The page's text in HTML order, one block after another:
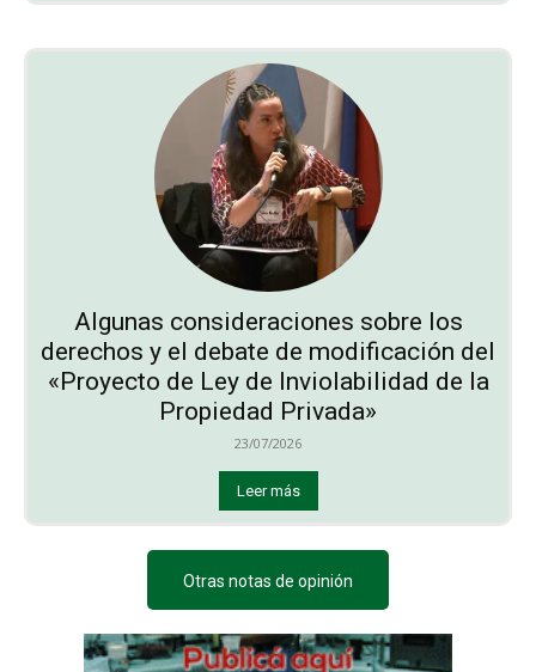
Algunas consideraciones sobre los
derechos y el debate de modificación del
«Proyecto de Ley de Inviolabilidad de la
Propiedad Privada»
23/07/2026
Leer más
Otras notas de opinión